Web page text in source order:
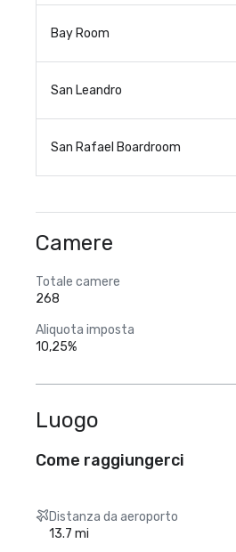
Bay Room
San Leandro
San Rafael Boardroom
Camere
Totale camere
268
Aliquota imposta
10,25%
Luogo
Come raggiungerci
Distanza da aeroporto
13.7 mi